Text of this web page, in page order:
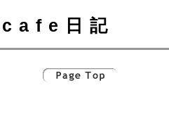
cafe日記